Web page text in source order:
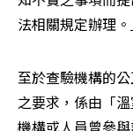
法相關規定辦理
至於查驗機構的
之要求，係由「
機構或人員曾參